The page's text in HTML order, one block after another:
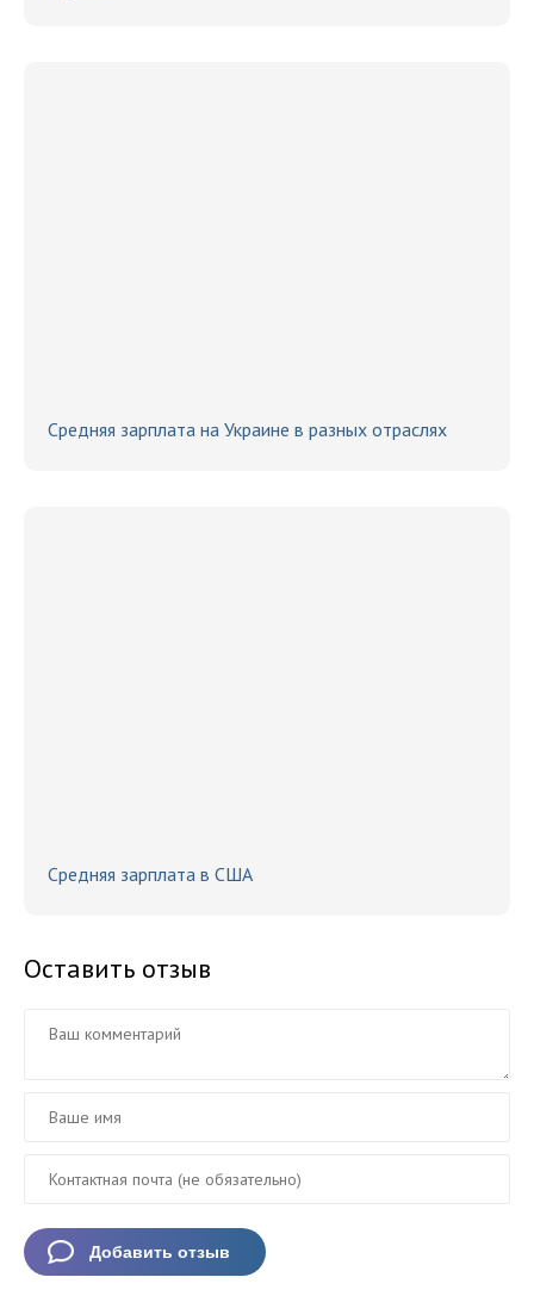
Средняя зарплата на Украине в разных отраслях
Средняя зарплата в США
Оставить отзыв